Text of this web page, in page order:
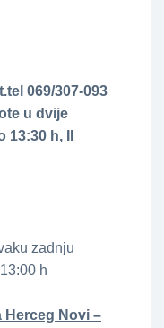
069/307-093
u dvije
h, II
zadnju
h
Herceg Novi –